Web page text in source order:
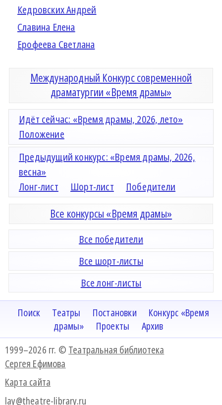
Кедровских Андрей
Славина Елена
Ерофеева Светлана
Международный Конкурс современной
драматургии «Время драмы»
Идёт сейчас: «Время драмы, 2026, лето»
Положение
Предыдущий конкурс: «Время драмы, 2026,
весна»
Лонг-лист
Шорт-лист Победители
Все конкурсы «Время драмы»
Все победители
Все шорт-листы
Все лонг-листы
Поиск Театры Постановки
Конкурс «Время
драмы»
Проекты
Архив
1999–2026 гг. © Театральная библиотека
Сергея Ефимова
Карта сайта
lay@theatre-library.ru